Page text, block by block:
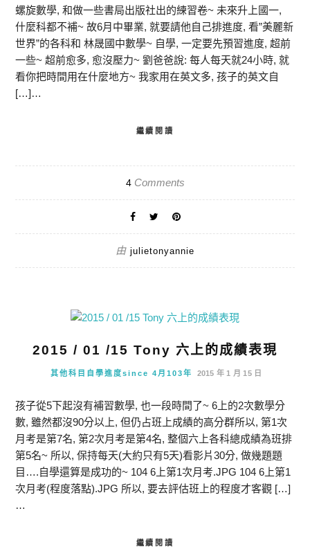
螺旋數學, 和做一些書局出版社出的練習卷~ 未來升上國一,
什麼科都不補~ 故6月中畢業, 就要請他自己排進度, 看”美麗新
世界”的各科和 林晟國中數學~ 自學, 一定要先預習進度, 超前
一些~ 超前愈多, 愈沒壓力~ 劉爸爸說: 每人每天就24小時, 就
看你把時間用在什麼地方~ 我家用在英文多, 孩子的英文自
[…]…
繼續閱讀
4Comments
由 julietonyannie
2015 / 01 /15 Tony 六上的成績表現
其他科目自學進度since 4月103年 2015 年 1 月 15 日
孩子從5下起沒有補習數學, 也一段時間了~ 6上的2次數學分
數, 雖然都沒90分以上, 但仍占班上成績的高分群所以, 第1次
月考是第7名, 第2次月考是第4名, 整個六上各科總成績為班排
第5名~ 所以, 保持每天(大約只有5天)看影片30分, 做幾題題
目….自學還算是成功的~ 104 6上第1次月考.JPG 104 6上第1
次月考(程度落點).JPG 所以, 要去評估班上的程度才客觀 […]
…
繼續閱讀